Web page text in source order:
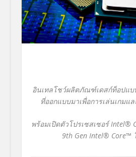
อินเทลโชว์ผลิตภัณฑ์เดสก์ท็อปแบ
ที่ออกแบบมาเพื่อการเล่นเกมแ
พร้อมเปิดตัวโปรเซสเซอร์ Intel®
9th Gen Intel® Core™